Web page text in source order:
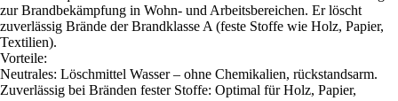
zur Brandbekämpfung in Wohn- und Arbeitsbereichen. Er löscht
zuverlässig Brände der Brandklasse A (feste Stoffe wie Holz, Papier,
Textilien).
Vorteile:
Neutrales: Löschmittel Wasser – ohne Chemikalien, rückstandsarm.
Zuverlässig bei Bränden fester Stoffe: Optimal für Holz, Papier,